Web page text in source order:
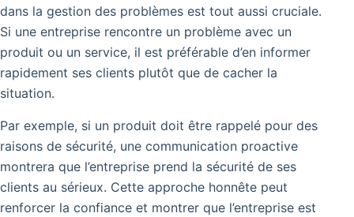
dans la gestion des problèmes est tout aussi cruciale.
Si une entreprise rencontre un problème avec un
produit ou un service, il est préférable d’en informer
rapidement ses clients plutôt que de cacher la
situation.
Par exemple, si un produit doit être rappelé pour des
raisons de sécurité, une communication proactive
montrera que l’entreprise prend la sécurité de ses
clients au sérieux. Cette approche honnête peut
renforcer la confiance et montrer que l’entreprise est